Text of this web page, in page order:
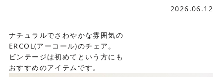
2026.06.12
ナチュラルでさわやかな雰囲気の
ERCOL(アーコール)のチェア。
ビンテージは初めてという方にも
おすすめのアイテムです。